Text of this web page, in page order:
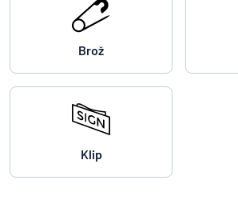
Brož
Klip